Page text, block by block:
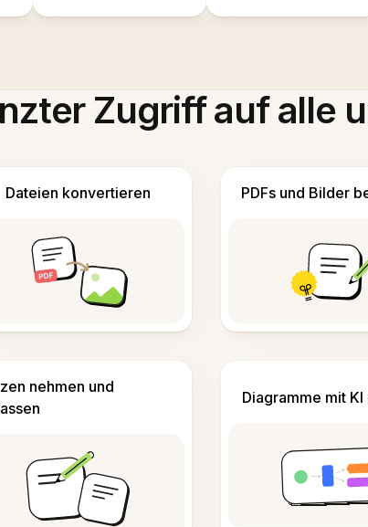
Zugriff auf alle
Dateien konvertieren PDFs und Bilder
nehmen und
Diagramme mit